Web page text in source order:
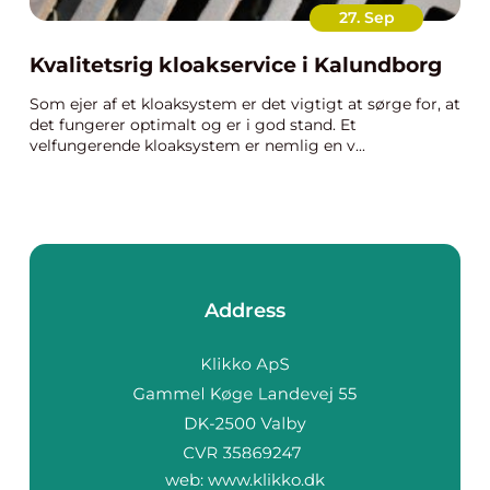
27. Sep
Kvalitetsrig kloakservice i Kalundborg
Som ejer af et kloaksystem er det vigtigt at sørge for, at
det fungerer optimalt og er i god stand. Et
velfungerende kloaksystem er nemlig en v...
Address
web: www.klikko.dk